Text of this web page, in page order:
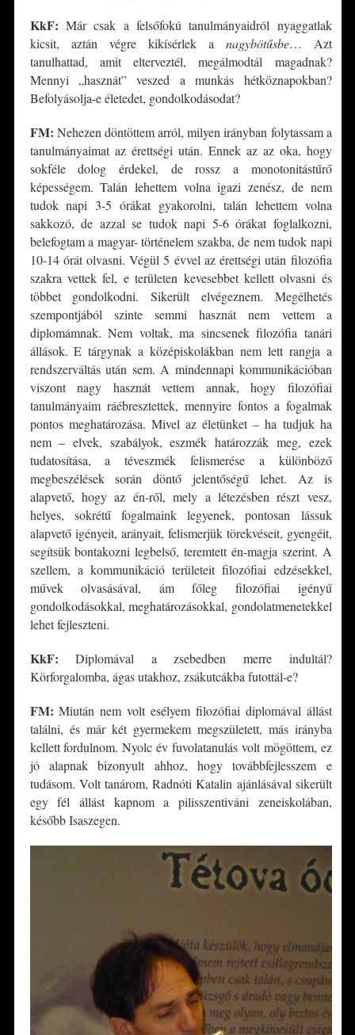
KkF: Már csak a felsőfokú tanulmányaidról nyaggatlak
kicsit, aztán végre kikísérlek a nagybötűsbe… Azt
tanulhattad, amit elterveztél, megálmodtál magadnak?
Mennyi „hasznát” veszed a munkás hétköznapokban?
Befolyásolja-e életedet, gondolkodásodat?
FM: Nehezen döntöttem arról, milyen irányban folytassam a
tanulmányaimat az érettségi után. Ennek az az oka, hogy
sokféle dolog érdekel, de rossz a monotonitástűrő
képességem. Talán lehettem volna igazi zenész, de nem
tudok napi 3-5 órákat gyakorolni, talán lehettem volna
sakkozó, de azzal se tudok napi 5-6 órákat foglalkozni,
belefogtam a magyar- történelem szakba, de nem tudok napi
10-14 órát olvasni. Végül 5 évvel az érettségi után filozófia
szakra vettek fel, e területen kevesebbet kellett olvasni és
többet gondolkodni. Sikerült elvégeznem. Megélhetés
szempontjából szinte semmi hasznát nem vettem a
diplomámnak. Nem voltak, ma sincsenek filozófia tanári
állások. E tárgynak a középiskolákban nem lett rangja a
rendszerváltás után sem. A mindennapi kommunikációban
viszont nagy hasznát vettem annak, hogy filozófiai
tanulmányaim ráébresztettek, mennyire fontos a fogalmak
pontos meghatározása. Mivel az életünket – ha tudjuk ha
nem – elvek, szabályok, eszmék határozzák meg, ezek
tudatosítása, a téveszmék felismerése a különböző
megbeszélések során döntő jelentőségű lehet. Az is
alapvető, hogy az én-ről, mely a létezésben részt vesz,
helyes, sokrétű fogalmaink legyenek, pontosan lássuk
alapvető igényeit, arányait, felismerjük törekvéseit, gyengéit,
segítsük bontakozni legbelső, teremtett én-magja szerint. A
szellem, a kommunikáció területeit filozófiai edzésekkel,
művek olvasásával, ám főleg filozófiai igényű
gondolkodásokkal, meghatározásokkal, gondolatmenetekkel
lehet fejleszteni.
KkF:Diplomával a zsebedben merre indultál?
Körforgalomba, ágas utakhoz, zsákutcákba futottál-e?
FM:Miután nem volt esélyem filozófiai diplomával állást
találni, és már két gyermekem megszületett, más irányba
kellett fordulnom. Nyolc év fuvolatanulás volt mögöttem, ez
jó alapnak bizonyult ahhoz, hogy továbbfejlesszem e
tudásom. Volt tanárom, Radnóti Katalin ajánlásával sikerült
egy fél állást kapnom a pilisszentiváni zeneiskolában,
később Isaszegen.